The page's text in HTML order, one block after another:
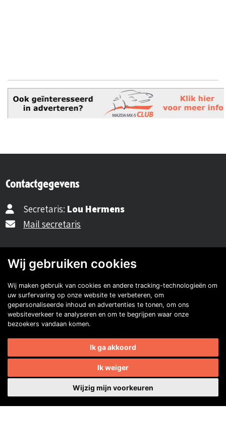
Contactgegevens
Secretaris: Lou Hermens
Mail secretaris
Mail ledenadministratie
40482310
NL77 INGB 0677 3069 54
Volg ons op Facebook
Volg ons op Instagram
Volg ons op YouTube
Auto's van onze leden
Wij gebruiken cookies
Wij maken gebruik van cookies en andere tracking-technologieën om
uw surfervaring op onze website te verbeteren, om
gepersonaliseerde inhoud en advertenties te tonen, om ons
websiteverkeer te analyseren en om te begrijpen waar onze
bezoekers vandaan komen.
Ik ga akkoord
Ik weiger
Wijzig mijn voorkeuren